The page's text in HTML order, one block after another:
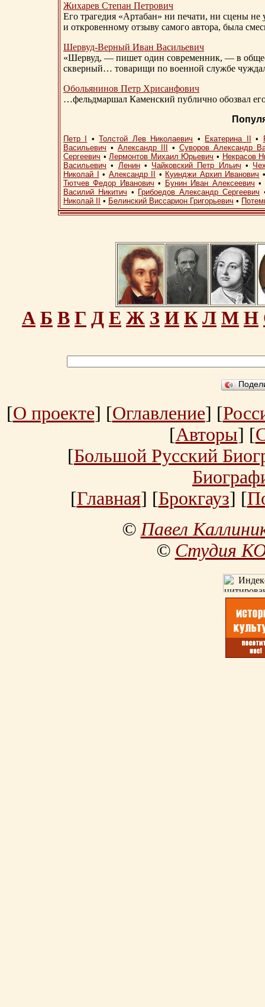
Жихарев Степан Петрович
Его трагедия «Артабан» ни печати, ни сцены
и откровенному отзыву самого автора, была
Шервуд-Верный Иван Васильевич
«Шервуд, — пишет один современник, — в
скверный… товарищи по военной службе
Обольянинов Петр Хрисанфович
…фельдмаршал Каменский публично обозвал
Петр I •Толстой Лев Николаевич • Екатерина II •
Васильевич • Александр III • Суворов Александр
Сергеевич •Лермонтов Михаил Юрьевич • Некрасов
Васильевич • Ленин• Чайковский Петр Ильич •
Николай I
• Александр II • Куинджи Архип Иванович
Тютчев Федор Иванович • Бунин Иван Алексеевич •
Василий Никитич • Грибоедов Александр Сергеевич
Николай II
• Белинский Виссарион Григорьевич •
А Б В Г Д Е Ж З И К Л М Н
[О проекте] [Оглавление] [
[Авторы] [
[Большой Русский
[Главная] [Брокгауз] [
©Павел
© Студия